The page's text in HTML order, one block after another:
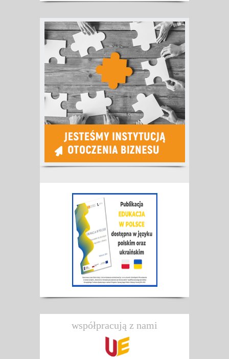
współpracują z nami